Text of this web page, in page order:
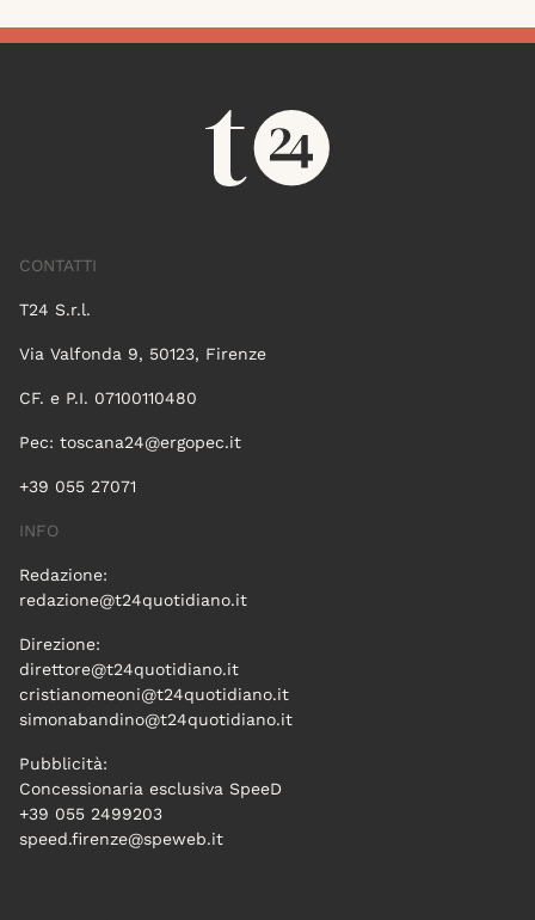
CONTATTI
T24 S.r.l.
Via Valfonda 9, 50123, Firenze
CF. e P.I. 07100110480
Pec: toscana24@ergopec.it
+39 055 27071
INFO
Redazione:
redazione@t24quotidiano.it
Direzione:
direttore@t24quotidiano.it
cristianomeoni@t24quotidiano.it
simonabandino@t24quotidiano.it
Pubblicità:
Concessionaria esclusiva SpeeD
+39 055 2499203
speed.firenze@speweb.it